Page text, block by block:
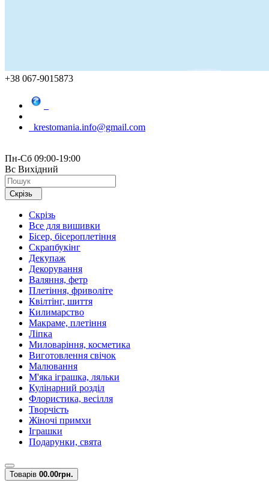
+38 067-9015873
krestomania.info@gmail.com
Пн-Сб 09:00-19:00
Вс Вихідний
Скрізь
Скрізь
Все для вишивки
Бісер, бісероплетіння
Скрапбукінг
Декупаж
Декорування
Валяння, фетр
Плетіння, фриволіте
Квілтінг, шиття
Килимарство
Макраме, плетіння
Ліпка
Миловаріння, косметика
Виготовлення свічок
Малювання
М'яка іграшка, ляльки
Кулінарний розділ
Флористика, весілля
Творчість
Жіночі примхи
Іграшки
Подарунки, свята
Товарів 00.00грн.